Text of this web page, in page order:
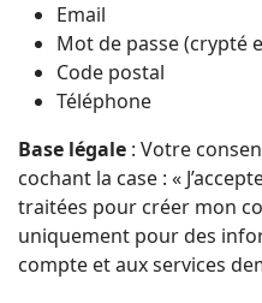
Email
Mot de passe (crypté
Code postal
Téléphone
Base légale : Votre
cochant la case : «
traitées pour créer mon
uniquement pour des
compte et aux services